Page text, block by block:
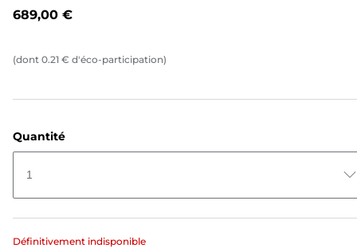
page.
689,00 €
(dont 0.21 € d'éco-participation)
Quantité
1
Définitivement indisponible